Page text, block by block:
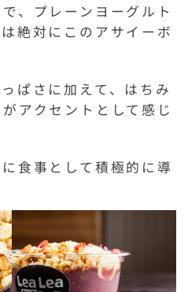
、プレーンヨーグルト
絶対にこのアサイーボ
ぱさに加えて、はちみ
アクセントとして感じ
食事として積極的に導